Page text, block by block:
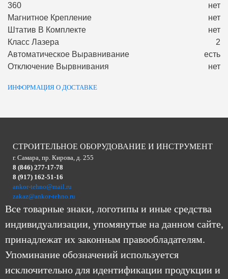
360
нет
Магнитное Крепление
нет
Штатив В Комплекте
нет
Класс Лазера
2
Автоматическое Выравнивание
есть
Отключение Вырвнивания
нет
ИНФОРМАЦИЯ О ДОСТАВКЕ
СТРОИТЕЛЬНОЕ ОБОРУДОВАНИЕ И ИНСТРУМЕНТ
г. Самара, пр. Кирова, д. 255
8 (846) 277-17-78
8 (917) 162-51-16
ankor-tehno@mail.ru
zakaz@ankor-tehno.ru
Все товарные знаки, логотипы и иные средства
индивидуализации, упомянутые на данном сайте,
принадлежат их законным правообладателям.
Упоминание обозначений используется
исключительно для идентификации продукции и